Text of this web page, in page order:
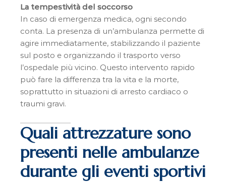
La tempestività del soccorso
In caso di emergenza medica, ogni secondo
conta. La presenza di un’ambulanza permette di
agire immediatamente, stabilizzando il paziente
sul posto e organizzando il trasporto verso
l’ospedale più vicino. Questo intervento rapido
può fare la differenza tra la vita e la morte,
soprattutto in situazioni di arresto cardiaco o
traumi gravi.
Quali attrezzature sono
presenti nelle ambulanze
durante gli eventi sportivi